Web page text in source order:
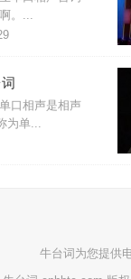
。...
口相声是相声
单...
牛台词 为您提供